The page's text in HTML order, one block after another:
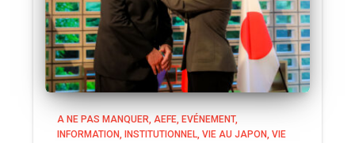
A NE PAS MANQUER AEFE EVÉNEMENT
INFORMATION
INSTITUTIONNEL VIE AU JAPON VIE